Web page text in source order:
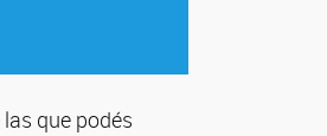
que podés